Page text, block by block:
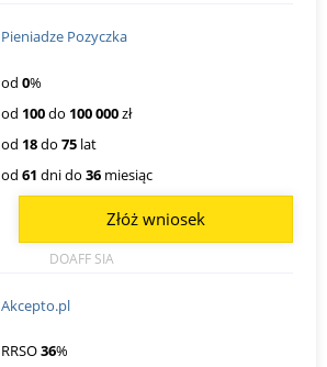
Pieniadze Pozyczka
od 0%
od 100do 100 000zł
od 18do 75 lat
od 61 dni do 36 miesiąc
DOAFF SIA
Złóż wniosek
Akcepto.pl
RRSO36%